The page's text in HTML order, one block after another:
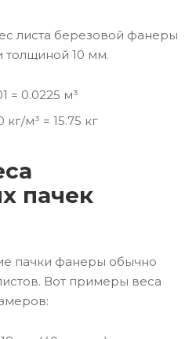
листа березовой фанеры
толщиной 10 мм.
= 0.0225 м³
м³ = 15.75 кг
пачек
пачки фанеры обычно
Вот примеры веса